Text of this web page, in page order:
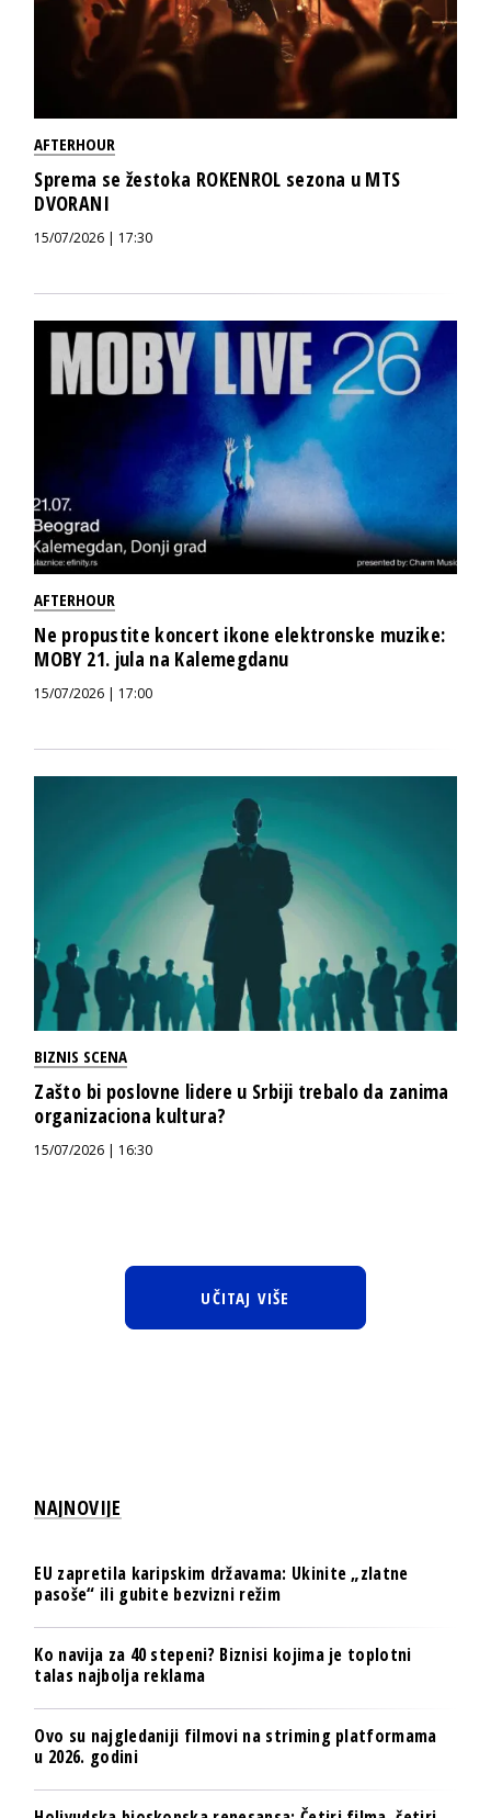
AFTERHOUR
Sprema se žestoka ROKENROL sezona u MTS
DVORANI
15/07/2026 | 17:30
AFTERHOUR
Ne propustite koncert ikone elektronske muzike:
MOBY 21. jula na Kalemegdanu
15/07/2026 | 17:00
BIZNIS SCENA
Zašto bi poslovne lidere u Srbiji trebalo da zanima
organizaciona kultura?
15/07/2026 | 16:30
UČITAJ VIŠE
NAJNOVIJE
EU zapretila karipskim državama: Ukinite „zlatne
pasoše“ ili gubite bezvizni režim
Ko navija za 40 stepeni? Biznisi kojima je toplotni
talas najbolja reklama
Ovo su najgledaniji filmovi na striming platformama
u 2026. godini